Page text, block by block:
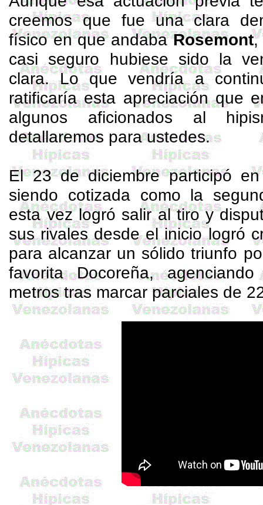
creemos que fue una clara
físico en que andabaRosemont,
casi seguro hubiese sido la
clara. Lo que vendría a
ratificaría esta apreciación que
algunos aficionados al
detallaremos para ustedes.
El 23 de diciembre participó
siendo cotizada como la
esta vez logró salir al tiro y
sus rivales desde el inicio logró
para alcanzar un sólido triunfo
favoritaDocoreña,
metros tras marcar parciales de